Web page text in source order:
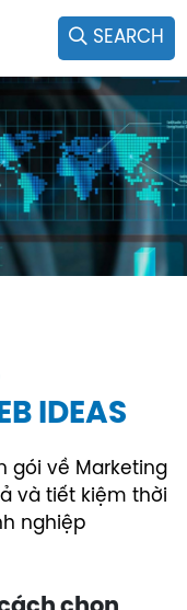
SEARCH
IDEAS
gói về Marketing
và tiết kiệm thời
nghiệp